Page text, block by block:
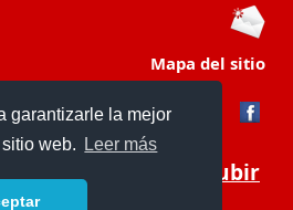
garantizarle la mejor
web.
Leer más
Mapa del sitio
Subir